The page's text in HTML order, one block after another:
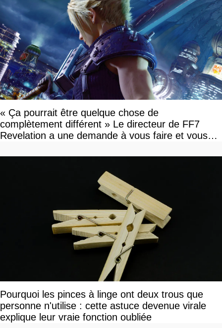
« Ça pourrait être quelque chose de
complètement différent » Le directeur de FF7
Revelation a une demande à vous faire et vous
Pourquoi les pinces à linge ont deux trous que
personne n'utilise : cette astuce devenue virale
explique leur vraie fonction oubliée